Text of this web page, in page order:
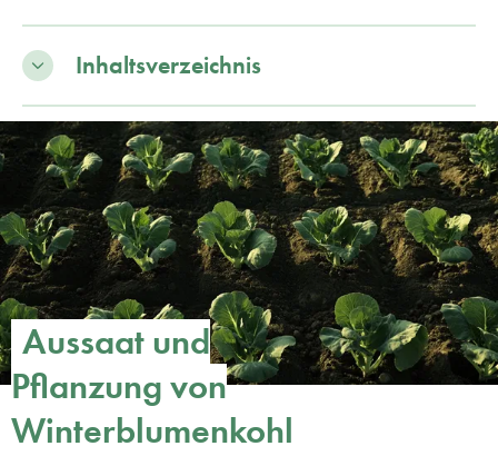
Inhaltsverzeichnis
Aussaat und
Pflanzung von
Winterblumenkohl